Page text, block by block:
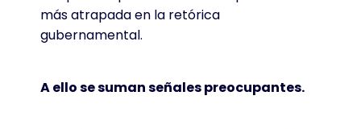
más atrapada en la retórica
gubernamental.
A ello se suman señales preocupantes.